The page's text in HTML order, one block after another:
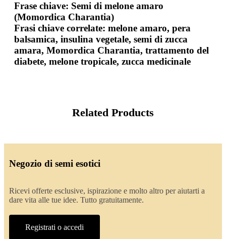
Frase chiave: Semi di melone amaro
(Momordica Charantia)
Frasi chiave correlate: melone amaro, pera
balsamica, insulina vegetale, semi di zucca
amara, Momordica Charantia, trattamento del
diabete, melone tropicale, zucca medicinale
Related Products
Negozio di semi esotici
Ricevi offerte esclusive, ispirazione e molto altro per aiutarti a
dare vita alle tue idee. Tutto gratuitamente.
Registrati o accedi